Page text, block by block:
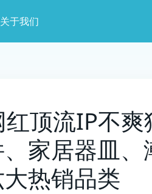
关于我们
顶流IP不爽
家居器皿
热销品类